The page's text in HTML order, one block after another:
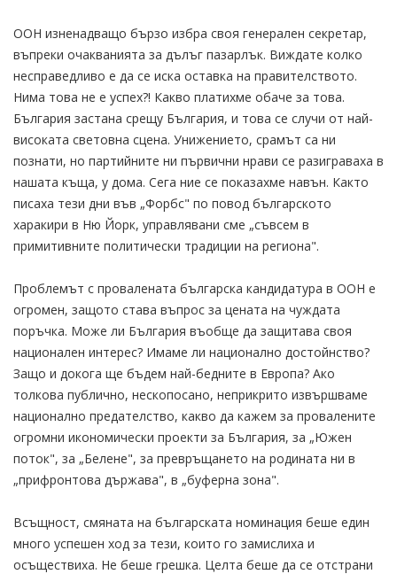
ООН изненадващо бързо избра своя генерален секретар,
въпреки очакванията за дълъг пазарлък. Виждате колко
несправедливо е да се иска оставка на правителството.
Нима това не е успех?! Какво платихме обаче за това.
България застана срещу България, и това се случи от най-
високата световна сцена. Унижението, срамът са ни
познати, но партийните ни първични нрави се разиграваха в
нашата къща, у дома. Сега ние се показахме навън. Както
писаха тези дни във „Форбс" по повод българското
харакири в Ню Йорк, управлявани сме „съвсем в
примитивните политически традиции на региона".
Проблемът с провалената българска кандидатура в ООН е
огромен, защото става въпрос за цената на чуждата
поръчка. Може ли България въобще да защитава своя
национален интерес? Имаме ли национално достойнство?
Защо и докога ще бъдем най-бедните в Европа? Ако
толкова публично, нескопосано, неприкрито извършваме
национално предателство, какво да кажем за провалените
огромни икономически проекти за България, за „Южен
поток", за „Белене", за превръщането на родината ни в
„прифронтова държава", в „буферна зона".
Всъщност, смяната на българската номинация беше един
много успешен ход за тези, които го замислиха и
осъществиха. Не беше грешка. Целта беше да се отстрани